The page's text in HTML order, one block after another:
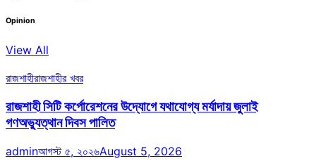
Opinion
View All
রাজশাহীরাজশাহীর খবর
রাজশাহী সিটি কর্পোরেশনের উদ্যোগে যথাযোগ্য মর্যাদায় জুলাই
গণঅভ্যুত্থান দিবস পালিত
adminআগস্ট ৫, ২০২৬August 5, 2026